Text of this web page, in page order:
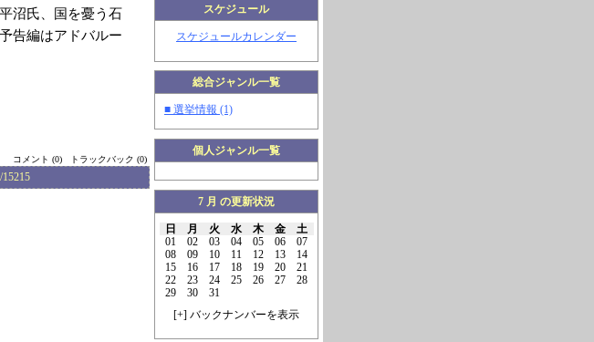
スケジュール
スケジュールカレンダー
総合ジャンル一覧
■ 選挙情報 (1)
個人ジャンル一覧
7 月 の更新状況
日 月 火 水 木 金
土
01
02 03 04 05 06
07
08
09 10 11 12 13
14
15
16 17 18 19 20
21
22
23 24 25 26 27
28
29
30
31
[+] バックナンバーを表示
沼氏、国を憂う石
告編はアドバルー
コメント (0) トラックバック (0)
15215